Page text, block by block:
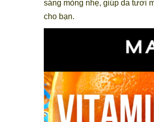
sáng mỏng nhẹ, giúp da tươi
cho bạn.